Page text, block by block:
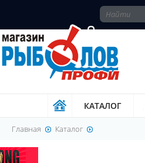
КАТАЛОГ
Главная Каталог